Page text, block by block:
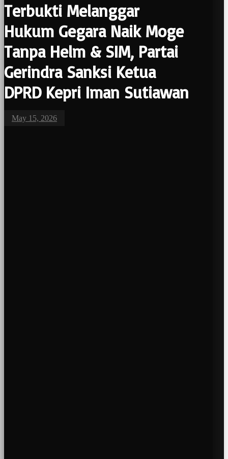
Terbukti Melanggar
Hukum Gegara Naik Moge
Tanpa Helm & SIM, Partai
Gerindra Sanksi Ketua
DPRD Kepri Iman Sutiawan
May 15, 2026